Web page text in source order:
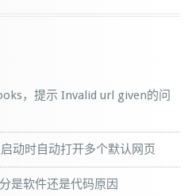
，提示 Invalid url given的问
动时自动打开多个默认网页
是软件还是代码原因